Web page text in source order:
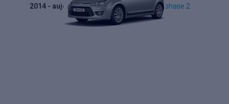
2014 - aujourd'hui C4 2 phase 2